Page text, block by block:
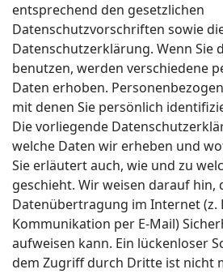
entsprechend den gesetzlichen
Datenschutzvorschriften sowie
Datenschutzerklärung. Wenn Sie
benutzen, werden verschiedene
Daten erhoben.
mit denen Sie persönlich
Die vorliegende
welche Daten wir erheben und
Sie erläutert auch, wie und zu
geschieht. Wir weisen darauf hin,
Datenübertragung im Internet (z.
Kommunikation per E-Mail)
aufweisen kann. Ein lückenloser
dem Zugriff durch Dritte ist nicht